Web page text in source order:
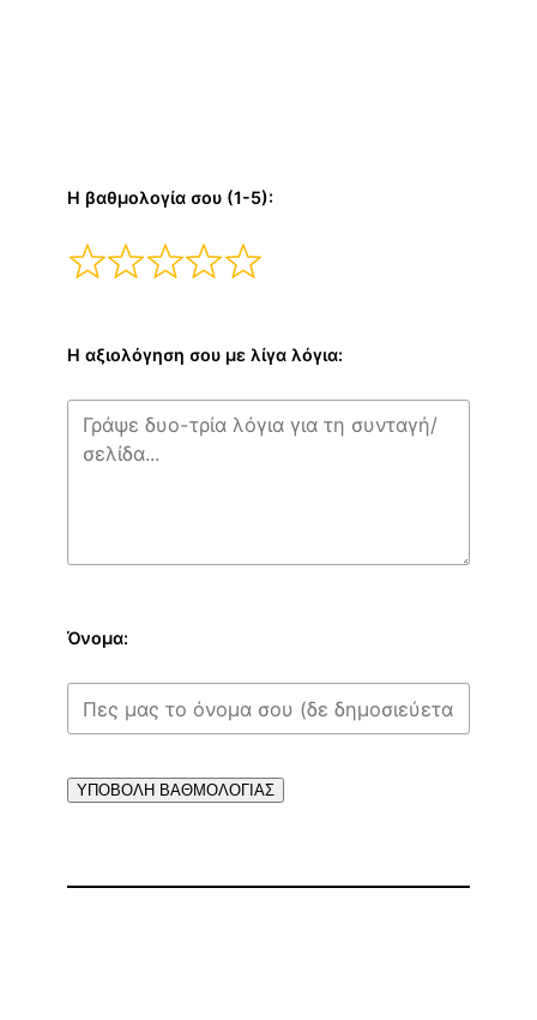
Η βαθμολογία σου (1-5):
Η αξιολόγηση σου με λίγα λόγια:
Όνομα:
ΥΠΟΒΟΛΗ ΒΑΘΜΟΛΟΓΙΑΣ